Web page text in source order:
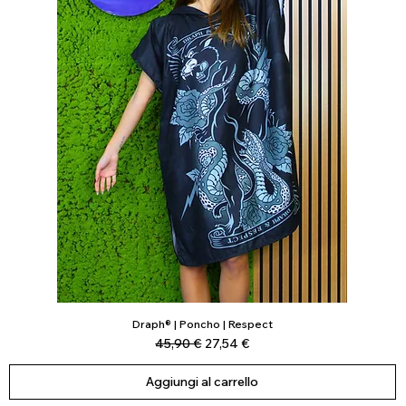
Vista rapida
Draph® | Poncho | Respect
Prezzo regolare
45,90 € Prezzo scontato
27,54 €
Aggiungi al carrello